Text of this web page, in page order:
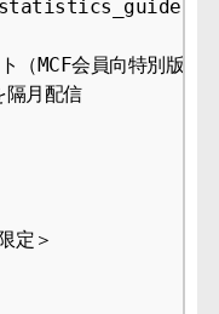
（MCF会員向特別版）
隔月配信
定＞